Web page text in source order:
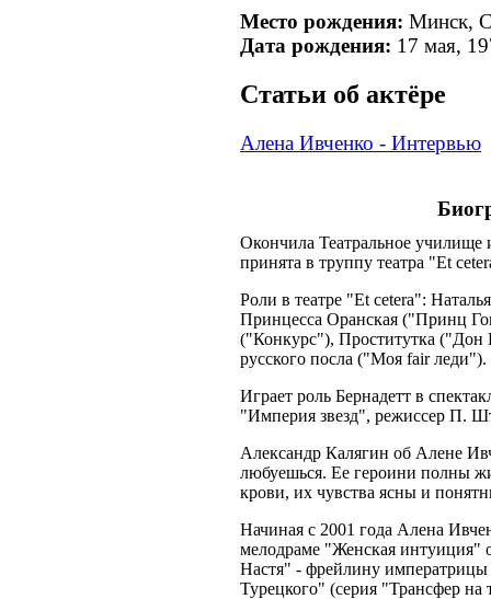
Место рождения: Минск,
Дата рождения: 17 мая,
Cтатьи об актёре
Алена Ивченко - Интервью
Окончила Театральное
принята в труппу театра "Et
Роли в театре "Et cetera":
Принцесса Оранская ("Принц
("Конкурс"), Проститутка
русского посла ("Моя fair леди").
Играет роль Бернадетт в
"Империя звезд", режиссер П.
Александр Калягин об Алене
любуешься. Ее героини полны
крови, их чувства ясны и
Начиная с 2001 года Алена
мелодраме "Женская интуиция"
Настя" - фрейлину
Турецкого" (серия "Трансфер